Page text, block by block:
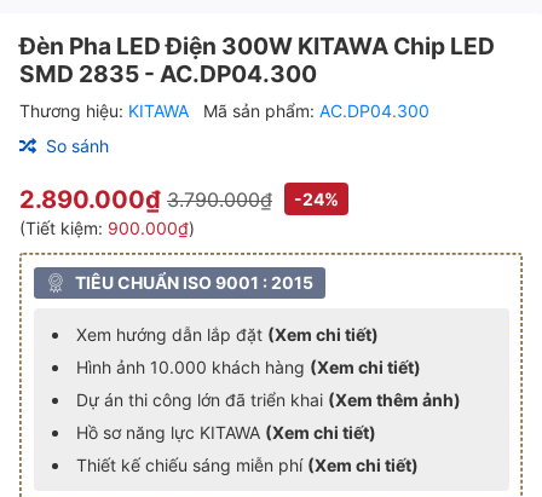
Đèn Pha LED Điện 300W KITAWA Chip LED
SMD 2835 - AC.DP04.300
Thương hiệu: KITAWA Mã sản phẩm: AC.DP04.300
So sánh
2.890.000₫ 3.790.000₫
-24%
(Tiết kiệm: 900.000₫)
TIÊU CHUẨN ISO 9001 : 2015
Xem hướng dẫn lắp đặt (Xem chi tiết)
Hình ảnh 10.000 khách hàng (Xem chi tiết)
Dự án thi công lớn đã triển khai (Xem thêm ảnh)
Hồ sơ năng lực KITAWA (Xem chi tiết)
Thiết kế chiếu sáng miễn phí (Xem chi tiết)